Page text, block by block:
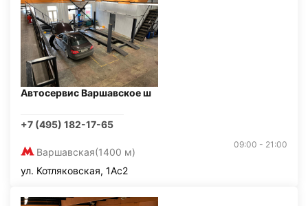
Автосервис Варшавское ш
+7 (495) 182-17-65
Варшавская(1400 м)
09:00 - 21:00
ул. Котляковская, 1Ас2